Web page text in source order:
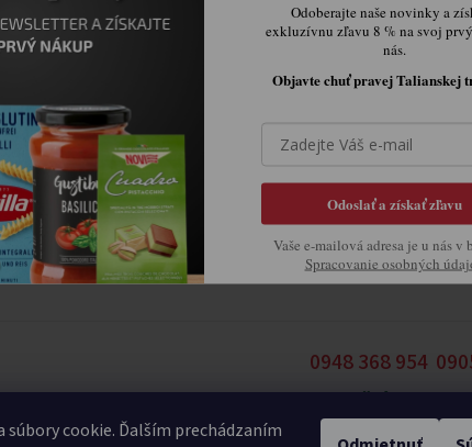
súbory cookie. Ďalším prechádzaním
91105 Trenčín
Slovensko
0948 368 954
0905 875 258
obchod@ilprimo.sk
0948 368 954
Expedičný sklad
Odoberajte naše novinky a
exkluzívnu zľavu 8 % na svoj
nás.
Objavte chuť pravej Talianskej
Odoslať a získať zľavu
Vaše e-mailová adresa je u nás v
Spracovanie osobných